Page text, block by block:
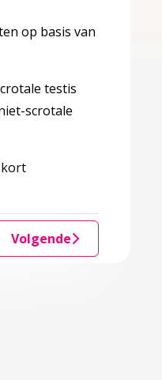
op basis van
testis
scrotale
kort
Volgende